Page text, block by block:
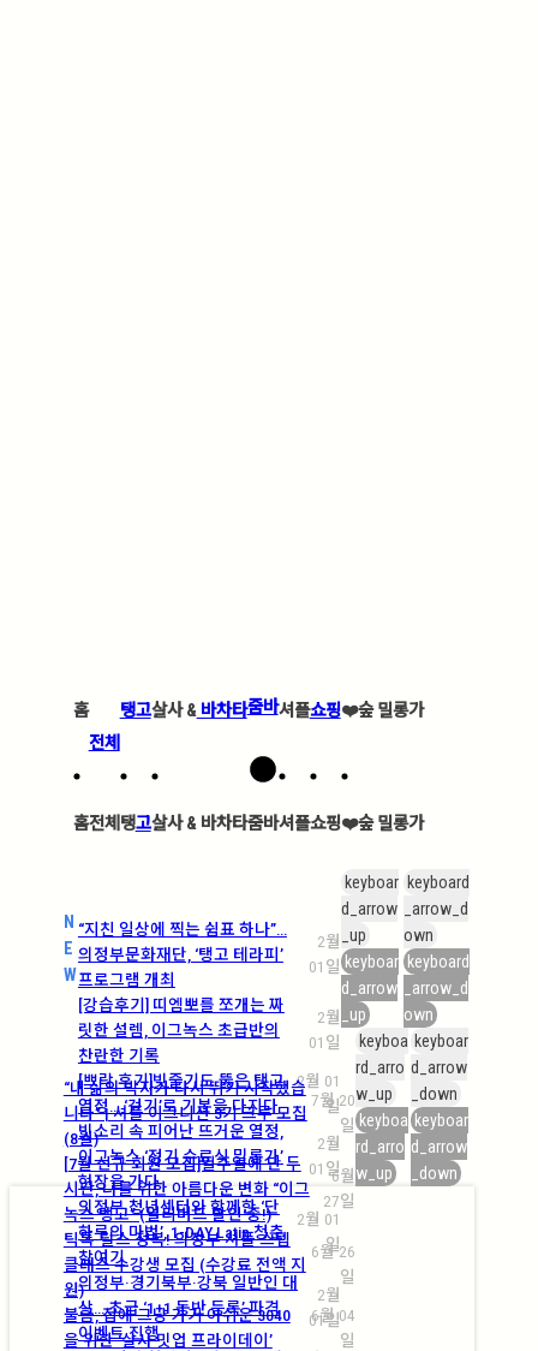
홈
홈
전체
전체
탱고
탱고
살사 &바차타
살사 &바차타
줌바
줌바
셔플
셔플
쇼핑
쇼핑
❤️숲 밀롱가
❤️숲 밀롱가
N
E
W
“지친 일상에 찍는 쉼표 하나”…
의정부문화재단, ‘탱고 테라피’
프로그램 개최
2월
01일
[강습후기] 띠엠뽀를 쪼개는 짜
릿한 설렘, 이그녹스 초급반의
찬란한 기록
2월
01일
[쁘락 후기]빗줄기도 뚫은 탱고
열정… ‘걷기’로 기본을 다지다
2월 01
일
빗소리 속 피어난 뜨거운 열정,
이그녹스 ‘정기 수료식 밀롱가’
현장을 가다
2월
01일
의정부 청년센터와 함께한 ‘단
하루의 마법’, 1-DAY Latin 청춘
참여기
2월 01
일
의정부·경기북부·강북 일반인 대
상… 초급 ‘1+1 동반 등록’ 파격
이벤트 진행
2월
01일
keyboar
d_arrow
_up
keyboar
d_arrow
_up
keyboard
_arrow_d
own
keyboard
_arrow_d
own
“내 삶의 박자가 다시 뛰기 시작했습
니다” | 셔플 이그니션 3기 크루 모집
(8월)
7월 20
일
[7월 신규 회원 모집]일주일에 단 두
시간, 나를 위한 아름다운 변화 “이그
녹스 탱고” (얼리버드 할인 중!)
6월
27일
틱톡·릴스 정복! 의정부 셔플 스텝
클래스 수강생 모집 (수강료 전액 지
원)
6월 26
일
불금, 집에 그냥 가기 아쉬운 3040
을 위한 ‘살사 밋업 프라이데이’
6월 04
일
keyboa
rd_arro
w_up
keyboa
rd_arro
w_up
keyboar
d_arrow
_down
keyboar
d_arrow
_down